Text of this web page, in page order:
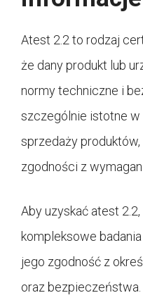
Atest 2.2 to rodzaj
że dany produkt lub
normy techniczne i
szczególnie istotne
sprzedaży
zgodności z
Aby uzyskać atest
kompleksowe
jego zgodność z
oraz